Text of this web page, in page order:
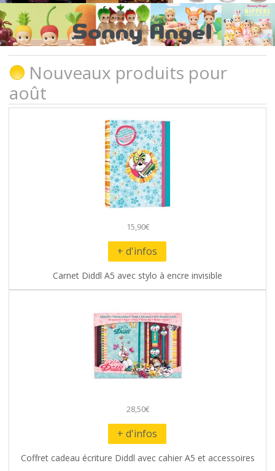
Nouveaux produits pour
août
15,90€
+ d'infos
Carnet Diddl A5 avec stylo à encre invisible
28,50€
+ d'infos
Coffret cadeau écriture Diddl avec cahier A5 et accessoires